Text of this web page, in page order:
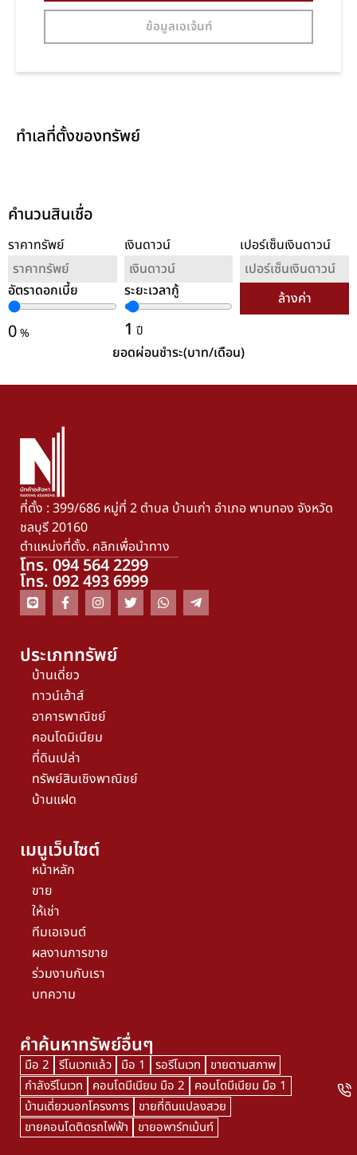
ข้อมูลเอเจ้นท์
ทำเลที่ตั้งของทรัพย์
คำนวนสินเชื่อ
ราคาทรัพย์ เงินดาวน์ เปอร์เซ็นเงินดาวน์
อัตราดอกเบี้ย
0%
ระยะเวลากู้
1 ปี
ล้างค่า
ยอดผ่อนชำระ(บาท/เดือน)
ที่ตั้ง : 399/686 หมู่ที่ 2 ตำบล บ้านเก่า อำเภอ พานทอง จังหวัด
ชลบุรี 20160
ตำแหน่งที่ตั้ง. คลิกเพื่อนำทาง
โทร. 094 564 2299
โทร. 092 493 6999
ประเภททรัพย์
บ้านเดี่ยว
ทาวน์เฮ้าส์
อาคารพาณิชย์
คอนโดมิเนียม
ที่ดินเปล่า
ทรัพย์สินเชิงพาณิชย์
บ้านแฝด
เมนูเว็บไซต์
หน้าหลัก
ขาย
ให้เช่า
ทีมเอเจนต์
ผลงานการขาย
ร่วมงานกับเรา
บทความ
คำค้นหาทรัพย์อื่นๆ
มือ 2 รีโนเวทแล้ว มือ 1 รอรีโนเวท
ขายตามสภาพ
กำลังรีโนเวท
คอนโดมีเนียม มือ 2
คอนโดมีเนียม มือ 1
บ้านเดี่ยวนอกโครงการ ขายที่ดินแปลงสวย
ขายคอนโดติดรถไฟฟ้า
ขายอพาร์ทเม้นท์